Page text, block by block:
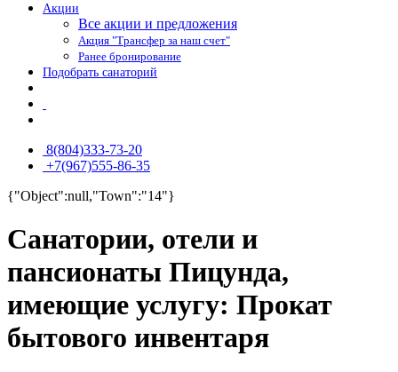
Акции
Все акции и предложения
Акция "Трансфер за наш счет"
Ранее бронирование
Подобрать санаторий
8(804)333-73-20
+7(967)555-86-35
{"Object":null,"Town":"14"}
Санатории, отели и
пансионаты Пицунда,
имеющие услугу: Прокат
бытового инвентаря